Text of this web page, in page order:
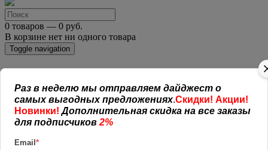
0 товаров — 0 руб.
В корзине нет ни одного товара
Toggle navigation
Нанесение логотипа
Рекламная полиграфия
Оплата и доставка
Открытая информация
Раз в неделю мы отправляем дайджест о
самых выгодных предложениях.Скидки! Акции!
Новинки!Дополнительная скидка на все заказы
для подписчиков 2%
Email *